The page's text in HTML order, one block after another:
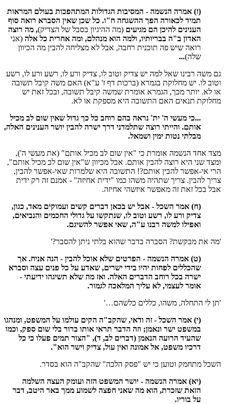
(ז) אמרה הנשמה - המסיבות הגדולות המתהפכות בעולם המראות
תמיד לכאורה הפך ההשגחה ח"ו. כל שכן שאין הסברא רואה סוף
הענינים להיכן הם מגיעים (מה ההיגיון בסבל של הצדיק), מה רוצה
האדון ב"ה בבריותיו, ולמה הוא מנהלם, ומה אחרית כל אלה (אני
רואה שיש פה תוכנית רחבה, אבל לא מצליחה להבין מה הכיוון
שלה)...
גם משה רבינו שאל למה יש צדיק וטוב לו, צדיק ורע לו, רשע ורע לו, רשע
וטוב לו. יש מחלוקת בגמרא (ברכות דף ז' ע"א) האם משה קיבל תשובה
או לא. יותר מכך, הגמרא אומרת שמשה קיבל תשובה, ובכל זאת יש
מחלוקת תנאים האם התשובה היא מספקת או לא.
...כי מעשי ה' ית' נראה בהם רוחב כל כך גדול שאין שום לב מכיל
אותם. והייתי רוצה שתלמדני דרך ישרה להבין יושר הענינים האלה,
מבלתי נטות ימין ושמאל.
מצד אחד הנשמה אומרת כי "אין שום לב מכיל אותם" (את מעשי ה'),
ומצד שני היא רוצה להבין אותם. אבל מכיוון ש"אין שום לב מכיל אותם",
הרי אי-אפשר להבין אותם?! התשובה היא שלמרות שאי-אפשר להבין,
צריך להבין. צריך שתהיה משהו כמו "ידית אחיזה" - אמנם זה רק ידית
אבל בכל זאת זה מאפשר איזשהי אחיזה.
(ח) אמר השכל - אבל יש בכאן דברים קשים ועמוקים מאד, כגון,
צדיק ורע לו, רשע וטוב לו, שנתקשו על גדולי החכמים והנביאים,
ואפילו למשה רבנו ע"ה, שאי אפשר להשיגם.
'מה את מבקשת? הסברה בדבר שהוא בלתי ניתן להסבר?'
(ט) אמרה הנשמה - הפרטים שלא אוכל להבין - הנה אניח. אך
שהכללים לפחות יהיו בידי ישרים, שאדע על כל פנים עצה וסברא
ישרה בכל רוחב הדברים האלה. ואז מה שלא תשיגהו ידיעתי -
אומר לעצמי, לא עליך המלאכה לגמור.
'תן לי התחלה, משהו, כללים כלשהם…'
(י) אמר השכל - זה ודאי, שהקב"ה הקים עולמו על המשפט, ומנהגו
במשפט ישר ונאמן; וזה הדבר תראי אותו ברור בלי שום ספק, וכמו
שהעיד הרועה הנאמן (דברים לב, ד), "הצור תמים פעלו כי כל
דרכיו משפט, אל אמונה ואין עול, צדיק וישר הוא".
השכל מתחמק וטוען כי יש "פסק הלכה" שהקב"ה הוא בסדר.
(יא) אמרה הנשמה - יושר המשפט הזה ועומק העצה השלמה
הזאת שזכרת, הוא מה שאני חפצה לשמוע ממך באר היטב, דבר
על בוריו.